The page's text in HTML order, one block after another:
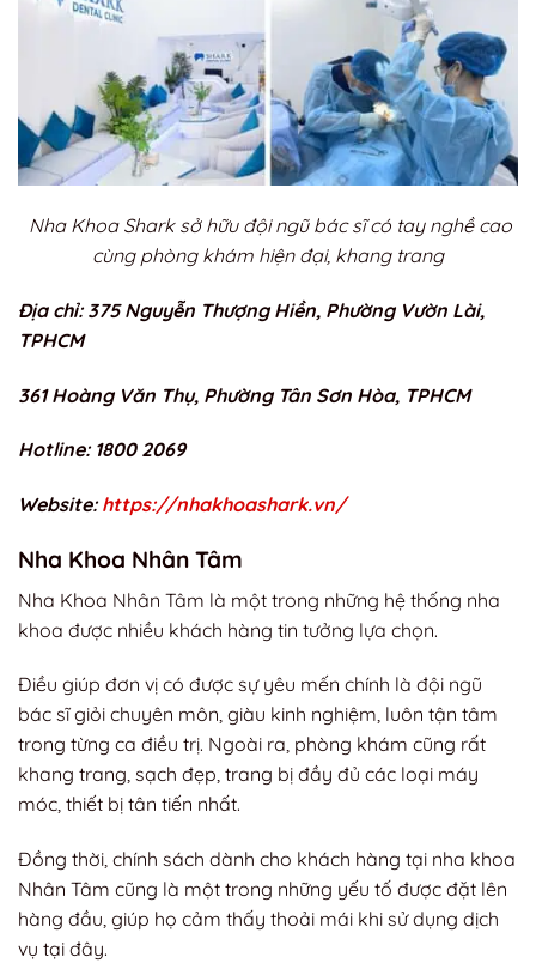
Nha Khoa Shark sở hữu đội ngũ bác sĩ có tay nghề cao
cùng phòng khám hiện đại, khang trang
Địa chỉ: 375 Nguyễn Thượng Hiền, Phường Vườn Lài,
TPHCM
361 Hoàng Văn Thụ, Phường Tân Sơn Hòa, TPHCM
Hotline: 1800 2069
Website:https://nhakhoashark.vn/
Nha Khoa Nhân Tâm
Nha Khoa Nhân Tâm là một trong những hệ thống nha
khoa được nhiều khách hàng tin tưởng lựa chọn.
Điều giúp đơn vị có được sự yêu mến chính là đội ngũ
bác sĩ giỏi chuyên môn, giàu kinh nghiệm, luôn tận tâm
trong từng ca điều trị. Ngoài ra, phòng khám cũng rất
khang trang, sạch đẹp, trang bị đầy đủ các loại máy
móc, thiết bị tân tiến nhất.
Đồng thời, chính sách dành cho khách hàng tại nha khoa
Nhân Tâm cũng là một trong những yếu tố được đặt lên
hàng đầu, giúp họ cảm thấy thoải mái khi sử dụng dịch
vụ tại đây.